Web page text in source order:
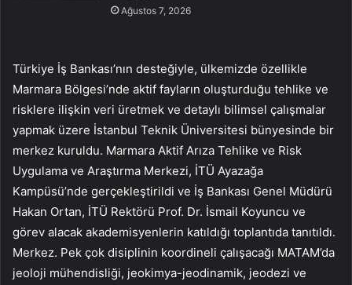
Ağustos 7, 2026
Türkiye İş Bankası’nın desteğiyle, ülkemizde özellikle
Marmara Bölgesi’nde aktif fayların oluşturduğu tehlike ve
risklere ilişkin veri üretmek ve detaylı bilimsel çalışmalar
yapmak üzere İstanbul Teknik Üniversitesi bünyesinde bir
merkez kuruldu. Marmara Aktif Arıza Tehlike ve Risk
Uygulama ve Araştırma Merkezi, İTÜ Ayazağa
Kampüsü’nde gerçekleştirildi ve İş Bankası Genel Müdürü
Hakan Ortan, İTÜ Rektörü Prof. Dr. İsmail Koyuncu ve
görev alacak akademisyenlerin katıldığı toplantıda tanıtıldı.
Merkez. Pek çok disiplinin koordineli çalışacağı MATAM’da
jeoloji mühendisliği, jeokimya-jeodinamik, jeodezi ve